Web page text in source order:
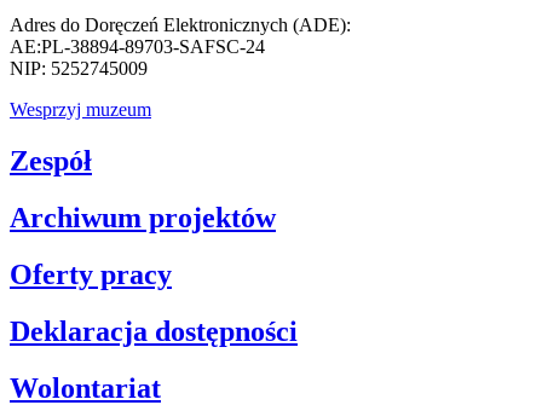
Adres do Doręczeń Elektronicznych (ADE):
AE:PL-38894-89703-SAFSC-24
NIP: 5252745009
Wesprzyj muzeum
Zespół
Archiwum projektów
Oferty pracy
Deklaracja dostępności
Wolontariat